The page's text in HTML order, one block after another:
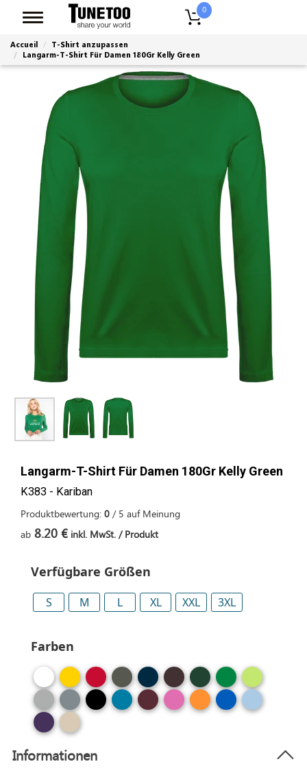
0
Accueil
T-Shirt anzupassen
Langarm-T-Shirt Für Damen 180Gr Kelly Green
Langarm-T-Shirt Für Damen 180Gr Kelly Green
K383 - Kariban
Produktbewertung: 0 / 5 auf Meinung
ab 8.20 € inkl. MwSt. / Produkt
Verfügbare Größen
S M L XL XXL 3XL
Farben
Informationen